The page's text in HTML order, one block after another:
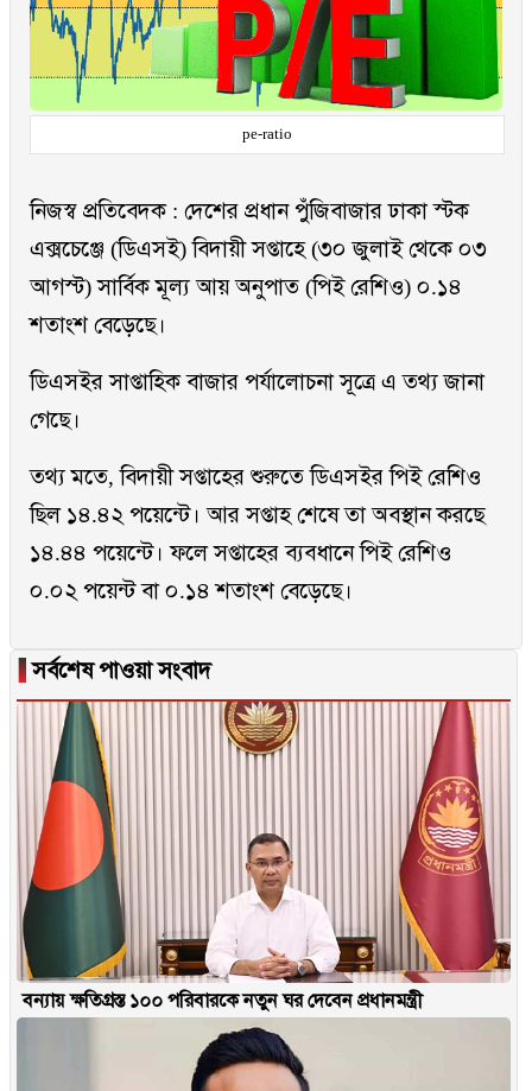
pe-ratio
নিজস্ব প্রতিবেদক : দেশের প্রধান পুঁজিবাজার ঢাকা স্টক
এক্সচেঞ্জে (ডিএসই) বিদায়ী সপ্তাহে (৩০ জুলাই থেকে ০৩
আগস্ট) সার্বিক মূল্য আয় অনুপাত (পিই রেশিও) ০.১৪
শতাংশ বেড়েছে।
ডিএসইর সাপ্তাহিক বাজার পর্যালোচনা সূত্রে এ তথ্য জানা
গেছে।
তথ্য মতে, বিদায়ী সপ্তাহের শুরুতে ডিএসইর পিই রেশিও
ছিল ১৪.৪২ পয়েন্টে। আর সপ্তাহ শেষে তা অবস্থান করছে
১৪.৪৪ পয়েন্টে। ফলে সপ্তাহের ব্যবধানে পিই রেশিও
০.০২ পয়েন্ট বা ০.১৪ শতাংশ বেড়েছে।
▐সর্বশেষ পাওয়া সংবাদ
বন্যায় ক্ষতিগ্রস্ত ১০০ পরিবারকে নতুন ঘর দেবেন প্রধানমন্ত্রী